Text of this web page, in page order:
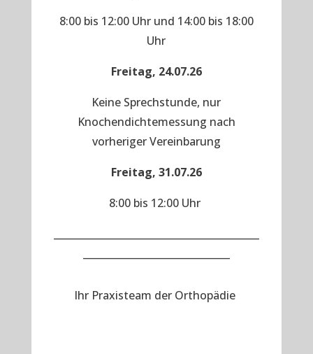
8:00 bis 12:00 Uhr und 14:00 bis 18:00
Uhr
Freitag, 24.07.26
Keine Sprechstunde, nur
Knochendichtemessung nach
vorheriger Vereinbarung
Freitag, 31.07.26
8:00 bis 12:00 Uhr
Ihr Praxisteam der Orthopädie